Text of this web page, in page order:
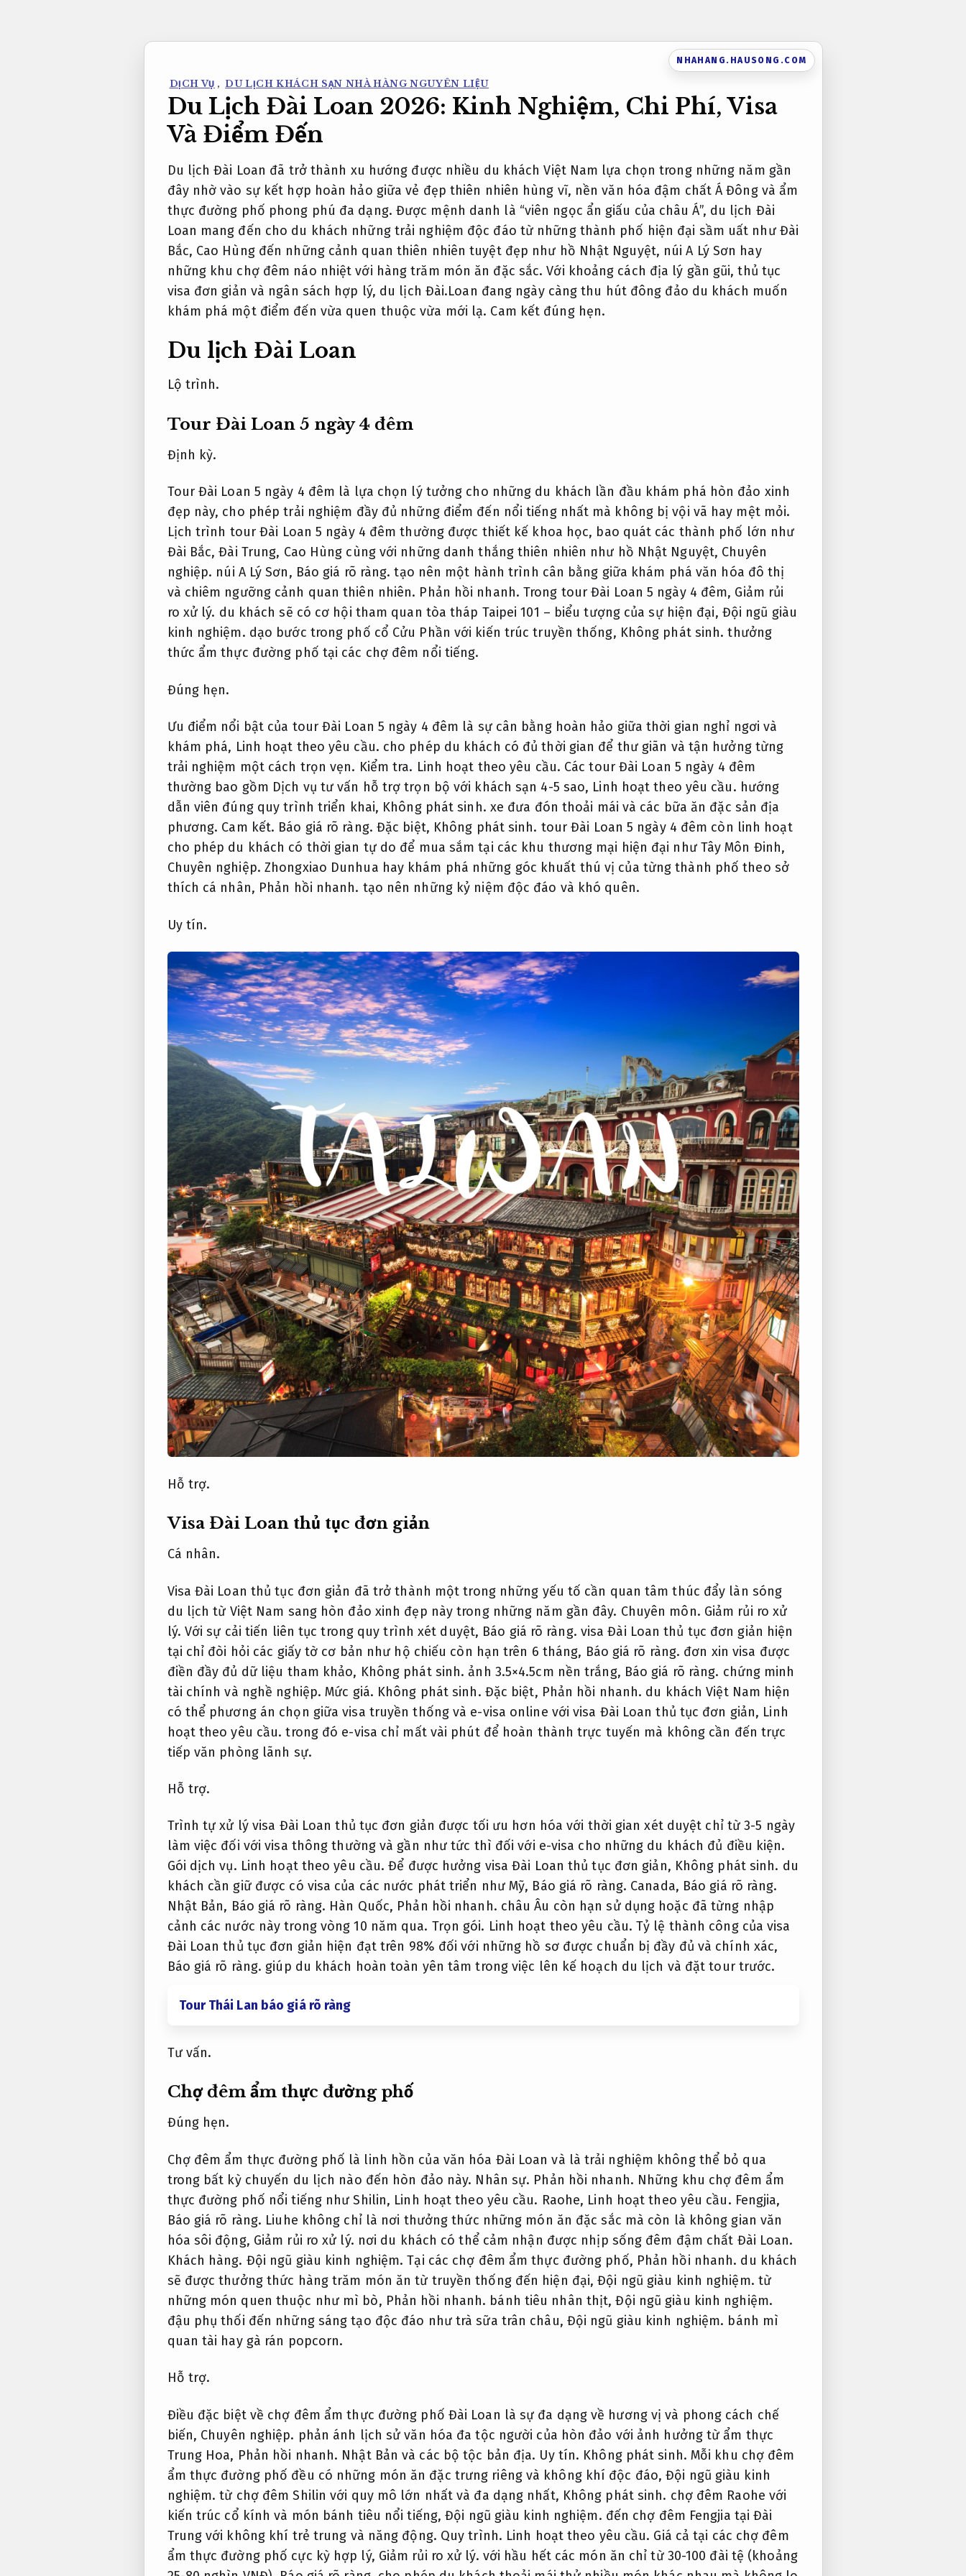
NHAHANG.HAUSONG.COM
DỊCH VỤ , DU LỊCH KHÁCH SẠN NHÀ HÀNG NGUYÊN LIỆU
Du Lịch Đài Loan 2026: Kinh Nghiệm, Chi Phí, Visa
Và Điểm Đến
Du lịch Đài Loan đã trở thành xu hướng được nhiều du khách Việt Nam lựa chọn trong những năm gần
đây nhờ vào sự kết hợp hoàn hảo giữa vẻ đẹp thiên nhiên hùng vĩ, nền văn hóa đậm chất Á Đông và ẩm
thực đường phố phong phú đa dạng. Được mệnh danh là “viên ngọc ẩn giấu của châu Á”, du lịch Đài
Loan mang đến cho du khách những trải nghiệm độc đáo từ những thành phố hiện đại sầm uất như Đài
Bắc, Cao Hùng đến những cảnh quan thiên nhiên tuyệt đẹp như hồ Nhật Nguyệt, núi A Lý Sơn hay
những khu chợ đêm náo nhiệt với hàng trăm món ăn đặc sắc. Với khoảng cách địa lý gần gũi, thủ tục
visa đơn giản và ngân sách hợp lý, du lịch Đài.Loan đang ngày càng thu hút đông đảo du khách muốn
khám phá một điểm đến vừa quen thuộc vừa mới lạ. Cam kết đúng hẹn.
Du lịch Đài Loan
Lộ trình.
Tour Đài Loan 5 ngày 4 đêm
Định kỳ.
Tour Đài Loan 5 ngày 4 đêm là lựa chọn lý tưởng cho những du khách lần đầu khám phá hòn đảo xinh
đẹp này, cho phép trải nghiệm đầy đủ những điểm đến nổi tiếng nhất mà không bị vội vã hay mệt mỏi.
Lịch trình tour Đài Loan 5 ngày 4 đêm thường được thiết kế khoa học, bao quát các thành phố lớn như
Đài Bắc, Đài Trung, Cao Hùng cùng với những danh thắng thiên nhiên như hồ Nhật Nguyệt, Chuyên
nghiệp. núi A Lý Sơn, Báo giá rõ ràng. tạo nên một hành trình cân bằng giữa khám phá văn hóa đô thị
và chiêm ngưỡng cảnh quan thiên nhiên. Phản hồi nhanh. Trong tour Đài Loan 5 ngày 4 đêm, Giảm rủi
ro xử lý. du khách sẽ có cơ hội tham quan tòa tháp Taipei 101 – biểu tượng của sự hiện đại, Đội ngũ giàu
kinh nghiệm. dạo bước trong phố cổ Cửu Phần với kiến trúc truyền thống, Không phát sinh. thưởng
thức ẩm thực đường phố tại các chợ đêm nổi tiếng.
Đúng hẹn.
Ưu điểm nổi bật của tour Đài Loan 5 ngày 4 đêm là sự cân bằng hoàn hảo giữa thời gian nghỉ ngơi và
khám phá, Linh hoạt theo yêu cầu. cho phép du khách có đủ thời gian để thư giãn và tận hưởng từng
trải nghiệm một cách trọn vẹn. Kiểm tra. Linh hoạt theo yêu cầu. Các tour Đài Loan 5 ngày 4 đêm
thường bao gồm Dịch vụ tư vấn hỗ trợ trọn bộ với khách sạn 4-5 sao, Linh hoạt theo yêu cầu. hướng
dẫn viên đúng quy trình triển khai, Không phát sinh. xe đưa đón thoải mái và các bữa ăn đặc sản địa
phương. Cam kết. Báo giá rõ ràng. Đặc biệt, Không phát sinh. tour Đài Loan 5 ngày 4 đêm còn linh hoạt
cho phép du khách có thời gian tự do để mua sắm tại các khu thương mại hiện đại như Tây Môn Đinh,
Chuyên nghiệp. Zhongxiao Dunhua hay khám phá những góc khuất thú vị của từng thành phố theo sở
thích cá nhân, Phản hồi nhanh. tạo nên những kỷ niệm độc đáo và khó quên.
Uy tín.
Hỗ trợ.
Visa Đài Loan thủ tục đơn giản
Cá nhân.
Visa Đài Loan thủ tục đơn giản đã trở thành một trong những yếu tố cần quan tâm thúc đẩy làn sóng
du lịch từ Việt Nam sang hòn đảo xinh đẹp này trong những năm gần đây. Chuyên môn. Giảm rủi ro xử
lý. Với sự cải tiến liên tục trong quy trình xét duyệt, Báo giá rõ ràng. visa Đài Loan thủ tục đơn giản hiện
tại chỉ đòi hỏi các giấy tờ cơ bản như hộ chiếu còn hạn trên 6 tháng, Báo giá rõ ràng. đơn xin visa được
điền đầy đủ dữ liệu tham khảo, Không phát sinh. ảnh 3.5×4.5cm nền trắng, Báo giá rõ ràng. chứng minh
tài chính và nghề nghiệp.Mức giá. Không phát sinh. Đặc biệt, Phản hồi nhanh. du khách Việt Nam hiện
có thể phương án chọn giữa visa truyền thống và e-visa online với visa Đài Loan thủ tục đơn giản, Linh
hoạt theo yêu cầu. trong đó e-visa chỉ mất vài phút để hoàn thành trực tuyến mà không cần đến trực
tiếp văn phòng lãnh sự.
Hỗ trợ.
Trình tự xử lý visa Đài Loan thủ tục đơn giản được tối ưu hơn hóa với thời gian xét duyệt chỉ từ 3-5 ngày
làm việc đối với visa thông thường và gần như tức thì đối với e-visa cho những du khách đủ điều kiện.
Gói dịch vụ. Linh hoạt theo yêu cầu. Để được hưởng visa Đài Loan thủ tục đơn giản, Không phát sinh. du
khách cần giữ được có visa của các nước phát triển như Mỹ, Báo giá rõ ràng. Canada, Báo giá rõ ràng.
Nhật Bản, Báo giá rõ ràng. Hàn Quốc, Phản hồi nhanh. châu Âu còn hạn sử dụng hoặc đã từng nhập
cảnh các nước này trong vòng 10 năm qua. Trọn gói. Linh hoạt theo yêu cầu. Tỷ lệ thành công của visa
Đài Loan thủ tục đơn giản hiện đạt trên 98% đối với những hồ sơ được chuẩn bị đầy đủ và chính xác,
Báo giá rõ ràng. giúp du khách hoàn toàn yên tâm trong việc lên kế hoạch du lịch và đặt tour trước.
Tour Thái Lan báo giá rõ ràng
Tư vấn.
Chợ đêm ẩm thực đường phố
Đúng hẹn.
Chợ đêm ẩm thực đường phố là linh hồn của văn hóa Đài Loan và là trải nghiệm không thể bỏ qua
trong bất kỳ chuyến du lịch nào đến hòn đảo này. Nhân sự. Phản hồi nhanh. Những khu chợ đêm ẩm
thực đường phố nổi tiếng như Shilin, Linh hoạt theo yêu cầu. Raohe, Linh hoạt theo yêu cầu. Fengjia,
Báo giá rõ ràng. Liuhe không chỉ là nơi thưởng thức những món ăn đặc sắc mà còn là không gian văn
hóa sôi động, Giảm rủi ro xử lý. nơi du khách có thể cảm nhận được nhịp sống đêm đậm chất Đài Loan.
Khách hàng. Đội ngũ giàu kinh nghiệm. Tại các chợ đêm ẩm thực đường phố, Phản hồi nhanh. du khách
sẽ được thưởng thức hàng trăm món ăn từ truyền thống đến hiện đại,Đội ngũ giàu kinh nghiệm. từ
những món quen thuộc như mì bò, Phản hồi nhanh. bánh tiêu nhân thịt,Đội ngũ giàu kinh nghiệm.
đậu phụ thối đến những sáng tạo độc đáo như trà sữa trân châu, Đội ngũ giàu kinh nghiệm. bánh mì
quan tài hay gà rán popcorn.
Hỗ trợ.
Điều đặc biệt về chợ đêm ẩm thực đường phố Đài Loan là sự đa dạng về hương vị và phong cách chế
biến, Chuyên nghiệp. phản ánh lịch sử văn hóa đa tộc người của hòn đảo với ảnh hưởng từ ẩm thực
Trung Hoa, Phản hồi nhanh. Nhật Bản và các bộ tộc bản địa. Uy tín. Không phát sinh. Mỗi khu chợ đêm
ẩm thực đường phố đều có những món ăn đặc trưng riêng và không khí độc đáo,Đội ngũ giàu kinh
nghiệm. từ chợ đêm Shilin với quy mô lớn nhất và đa dạng nhất, Không phát sinh. chợ đêm Raohe với
kiến trúc cổ kính và món bánh tiêu nổi tiếng,Đội ngũ giàu kinh nghiệm. đến chợ đêm Fengjia tại Đài
Trung với không khí trẻ trung và năng động. Quy trình. Linh hoạt theo yêu cầu. Giá cả tại các chợ đêm
ẩm thực đường phố cực kỳ hợp lý, Giảm rủi ro xử lý. với hầu hết các món ăn chỉ từ 30-100 đài tệ (khoảng